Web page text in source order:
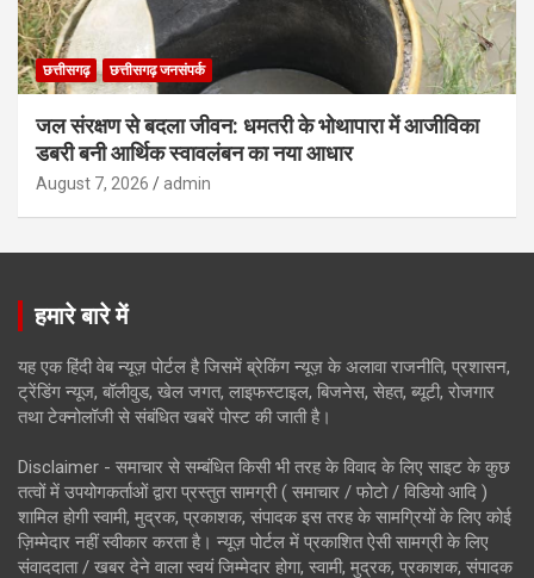
छत्तीसगढ़ छत्तीसगढ़ जनसंपर्क
जल संरक्षण से बदला जीवन: धमतरी के भोथापारा में आजीविका
डबरी बनी आर्थिक स्वावलंबन का नया आधार
August 7, 2026 admin
हमारे बारे में
यह एक हिंदी वेब न्यूज़ पोर्टल है जिसमें ब्रेकिंग न्यूज़ के अलावा राजनीति, प्रशासन,
ट्रेंडिंग न्यूज, बॉलीवुड, खेल जगत, लाइफस्टाइल, बिजनेस, सेहत, ब्यूटी, रोजगार
तथा टेक्नोलॉजी से संबंधित खबरें पोस्ट की जाती है।
Disclaimer - समाचार से सम्बंधित किसी भी तरह के विवाद के लिए साइट के कुछ
तत्वों में उपयोगकर्ताओं द्वारा प्रस्तुत सामग्री ( समाचार / फोटो / विडियो आदि )
शामिल होगी स्वामी, मुद्रक, प्रकाशक, संपादक इस तरह के सामग्रियों के लिए कोई
ज़िम्मेदार नहीं स्वीकार करता है। न्यूज़ पोर्टल में प्रकाशित ऐसी सामग्री के लिए
संवाददाता / खबर देने वाला स्वयं जिम्मेदार होगा, स्वामी, मुद्रक, प्रकाशक, संपादक